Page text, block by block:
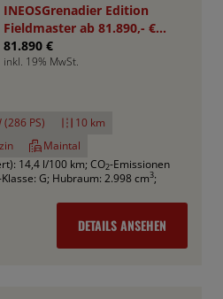
INEOSGrenadier Edition
Fieldmaster ab 81.890,- €
*Bestellfahrzeug*
81.890 €
inkl. 19% MwSt.
(286 PS)
10 km
Maintal
14,4 l/100 km; CO2-Emissionen
G; Hubraum: 2.998 cm3;
DETAILS ANSEHEN